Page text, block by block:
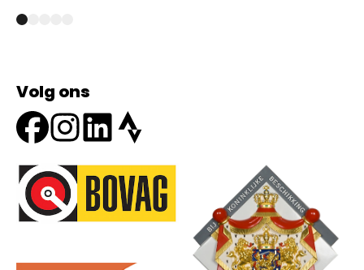
Volg ons
Onze partners